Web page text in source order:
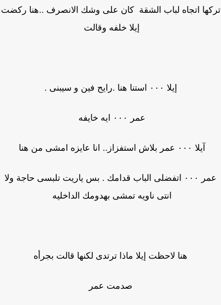
اتجاه لباب الشقة كان على وشك الانصرف ..هنا ركضت
إيلا خلفه وقالت
إيلا ٠٠٠ استنا هنا .رايح فين و سيبنى .
عمر ٠٠٠ ايه خايفه
آيلا ٠٠٠ عمر بلاش استفزاز.. انا عايزه امشى من هنا
عمر ٠٠٠ اتفضلى الباب قدامك . بس ياريت تلبسى حاجة ولا
انتى ناويه تمشى بهدومك الداخليه
هنا لاحظت إيلا ماذا ترتدى لكنها قالت بجرأه
صدمت عمر